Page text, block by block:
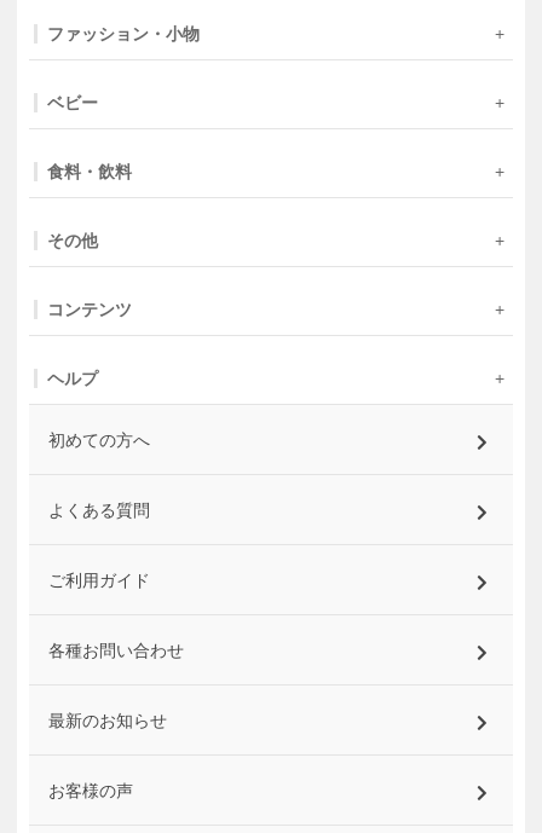
ファッション・小物
ベビー
食料・飲料
その他
コンテンツ
ヘルプ
初めての方へ
よくある質問
ご利用ガイド
各種お問い合わせ
最新のお知らせ
お客様の声